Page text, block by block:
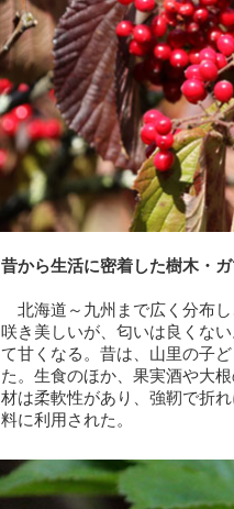
昔から生活に密着した樹木・ガ
北海道～九州まで広く分布し
咲き美しいが、匂いは良くな
て甘くなる。昔は、山里の子
た。生食のほか、果実酒や大
材は柔軟性があり、強靭で折
料に利用された。